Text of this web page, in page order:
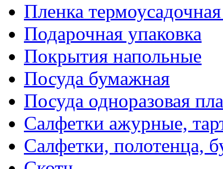
Пленка
Подарочная упаковка
Покрытия напольные
Посуда бумажная
Посуда одноразовая
Салфетки ажурные,
Салфетки, полотенца,